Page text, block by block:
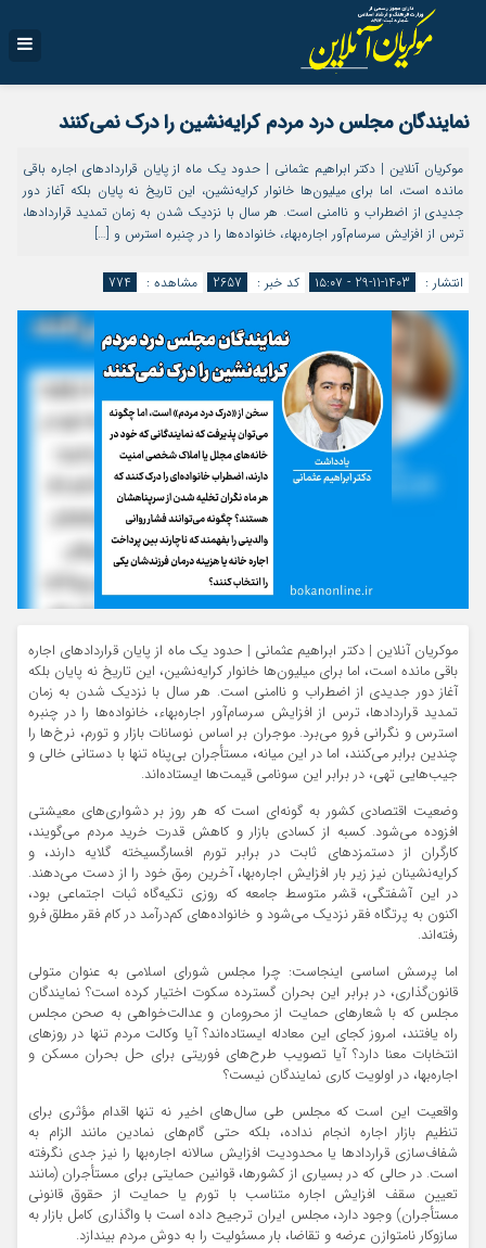
نمایندگان مجلس درد مردم کرایه‌نشین را درک نمی‌کنند
موکریان آنلاین | دکتر ابراهیم عثمانی | حدود یک ماه از پایان قراردادهای اجاره باقی
مانده است، اما برای میلیون‌ها خانوار کرایه‌نشین، این تاریخ نه پایان بلکه آغاز دور
جدیدی از اضطراب و ناامنی است. هر سال با نزدیک شدن به زمان تمدید قراردادها،
ترس از افزایش سرسام‌آور اجاره‌بهاء، خانواده‌ها را در چنبره استرس و […]
انتشار : 1403-11-29 - ۱۵:۰۷ کد خبر : 2657 مشاهده : 774
موکریان آنلاین | دکتر ابراهیم عثمانی | حدود یک ماه از پایان قراردادهای اجاره
باقی مانده است، اما برای میلیون‌ها خانوار کرایه‌نشین، این تاریخ نه پایان بلکه
آغاز دور جدیدی از اضطراب و ناامنی است. هر سال با نزدیک شدن به زمان
تمدید قراردادها، ترس از افزایش سرسام‌آور اجاره‌بهاء، خانواده‌ها را در چنبره
استرس و نگرانی فرو می‌برد. موجران بر اساس نوسانات بازار و تورم، نرخ‌ها را
چندین برابر می‌کنند، اما در این میانه، مستأجران بی‌پناه تنها با دستانی خالی و
جیب‌هایی تهی، در برابر این سونامی قیمت‌ها ایستاده‌اند.
وضعیت اقتصادی کشور به گونه‌ای است که هر روز بر دشواری‌های معیشتی
افزوده می‌شود. کسبه از کسادی بازار و کاهش قدرت خرید مردم می‌گویند،
کارگران از دستمزدهای ثابت در برابر تورم افسارگسیخته گلایه دارند، و
کرایه‌نشینان نیز زیر بار افزایش اجاره‌بها، آخرین رمق خود را از دست می‌دهند.
در این آشفتگی، قشر متوسط جامعه که روزی تکیه‌گاه ثبات اجتماعی بود،
اکنون به پرتگاه فقر نزدیک می‌شود و خانواده‌های کم‌درآمد در کام فقر مطلق فرو
رفته‌اند.
اما پرسش اساسی اینجاست: چرا مجلس شورای اسلامی به عنوان متولی
قانون‌گذاری، در برابر این بحران گسترده سکوت اختیار کرده است؟ نمایندگان
مجلس که با شعارهای حمایت از محرومان و عدالت‌خواهی به صحن مجلس
راه یافتند، امروز کجای این معادله ایستاده‌اند؟ آیا وکالت مردم تنها در روزهای
انتخابات معنا دارد؟ آیا تصویب طرح‌های فوریتی برای حل بحران مسکن و
اجاره‌بها، در اولویت کاری نمایندگان نیست؟
واقعیت این است که مجلس طی سال‌های اخیر نه تنها اقدام مؤثری برای
تنظیم بازار اجاره انجام نداده، بلکه حتی گام‌های نمادین مانند الزام به
شفاف‌سازی قراردادها یا محدودیت افزایش سالانه اجاره‌بها را نیز جدی نگرفته
است. در حالی که در بسیاری از کشورها، قوانین حمایتی برای مستأجران (مانند
تعیین سقف افزایش اجاره متناسب با تورم یا حمایت از حقوق قانونی
مستأجران) وجود دارد، مجلس ایران ترجیح داده است با واگذاری کامل بازار به
سازوکار نامتوازن عرضه و تقاضا، بار مسئولیت را به دوش مردم بیندازد.